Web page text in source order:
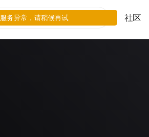
社区
服务异常，请稍候再试